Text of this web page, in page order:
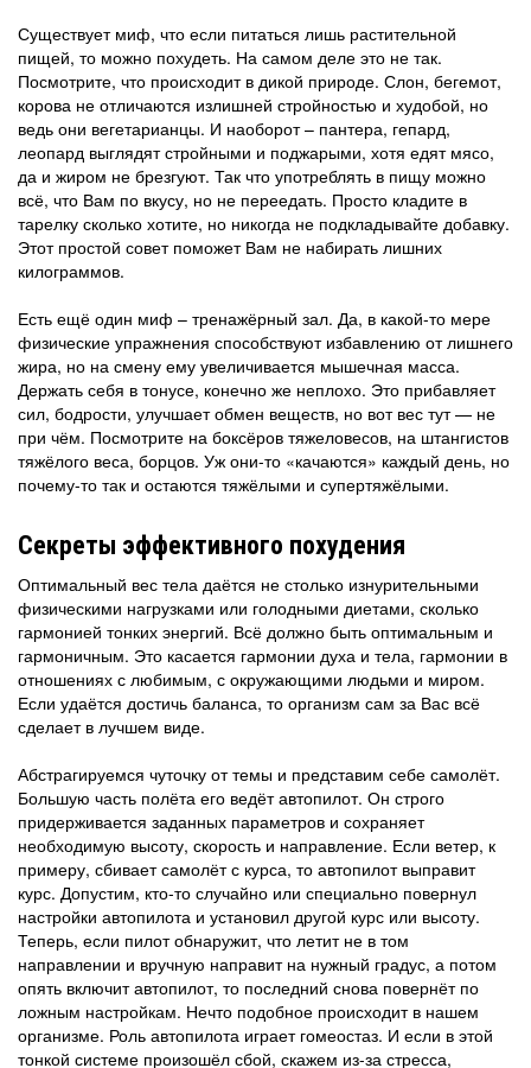
Существует миф, что если питаться лишь растительной
пищей, то можно похудеть. На самом деле это не так.
Посмотрите, что происходит в дикой природе. Слон, бегемот,
корова не отличаются излишней стройностью и худобой, но
ведь они вегетарианцы. И наоборот – пантера, гепард,
леопард выглядят стройными и поджарыми, хотя едят мясо,
да и жиром не брезгуют. Так что употреблять в пищу можно
всё, что Вам по вкусу, но не переедать. Просто кладите в
тарелку сколько хотите, но никогда не подкладывайте добавку.
Этот простой совет поможет Вам не набирать лишних
килограммов.
Есть ещё один миф – тренажёрный зал. Да, в какой-то мере
физические упражнения способствуют избавлению от лишнего
жира, но на смену ему увеличивается мышечная масса.
Держать себя в тонусе, конечно же неплохо. Это прибавляет
сил, бодрости, улучшает обмен веществ, но вот вес тут — не
при чём. Посмотрите на боксёров тяжеловесов, на штангистов
тяжёлого веса, борцов. Уж они-то «качаются» каждый день, но
почему-то так и остаются тяжёлыми и супертяжёлыми.
Секреты эффективного похудения
Оптимальный вес тела даётся не столько изнурительными
физическими нагрузками или голодными диетами, сколько
гармонией тонких энергий. Всё должно быть оптимальным и
гармоничным. Это касается гармонии духа и тела, гармонии в
отношениях с любимым, с окружающими людьми и миром.
Если удаётся достичь баланса, то организм сам за Вас всё
сделает в лучшем виде.
Абстрагируемся чуточку от темы и представим себе самолёт.
Большую часть полёта его ведёт автопилот. Он строго
придерживается заданных параметров и сохраняет
необходимую высоту, скорость и направление. Если ветер, к
примеру, сбивает самолёт с курса, то автопилот выправит
курс. Допустим, кто-то случайно или специально повернул
настройки автопилота и установил другой курс или высоту.
Теперь, если пилот обнаружит, что летит не в том
направлении и вручную направит на нужный градус, а потом
опять включит автопилот, то последний снова повернёт по
ложным настройкам. Нечто подобное происходит в нашем
организме. Роль автопилота играет гомеостаз. И если в этой
тонкой системе произошёл сбой, скажем из-за стресса,